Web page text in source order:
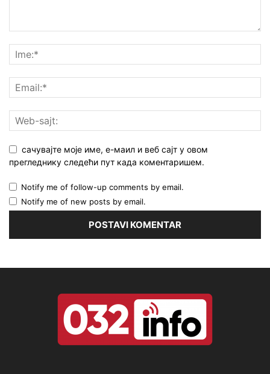
сачувајте моје име, е-маил и веб сајт у овом
прегледнику следећи пут када коментаришем.
Notify me of follow-up comments by email.
Notify me of new posts by email.